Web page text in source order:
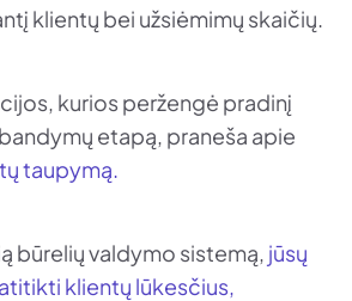
klientų bei užsiėmimų skaičių.
kurios peržengė pradinį
etapą, praneša apie
taupymą.
būrelių valdymo sistemą, jūsų
klientų lūkesčius,